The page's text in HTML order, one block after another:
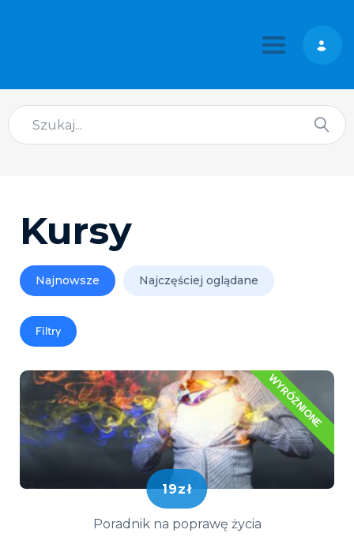
Toggle
Kursy
Najnowsze Najczęściej oglądane
Filtry
WYRÓŻNIONE
19zł
Poradnik na poprawę życia